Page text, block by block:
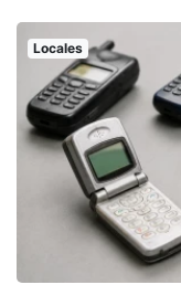
Locales